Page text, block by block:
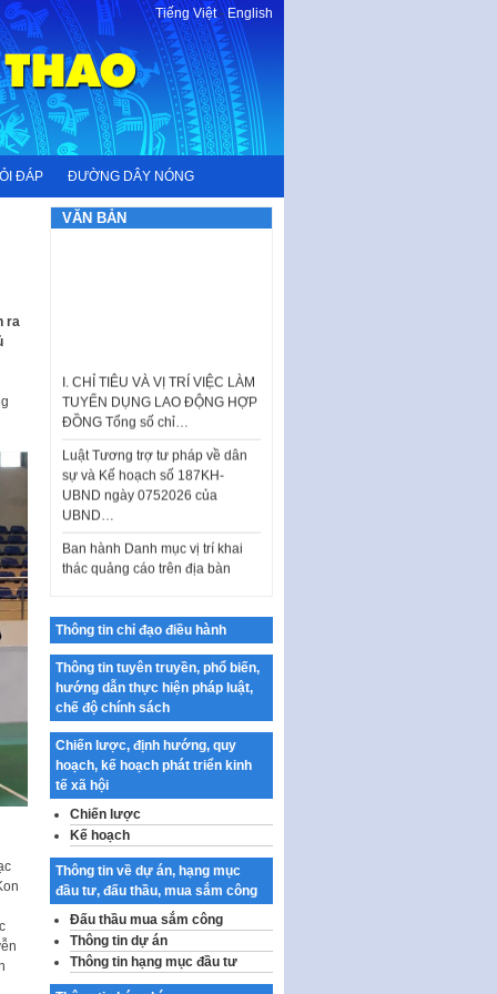
Tiếng Việt-English
ĐÁP ĐƯỜNG DÂY NÓNG
ra
VĂN BẢN
TUYỂN DỤNG LAO ĐỘNG HỢP
ĐỒNG Tổng số chỉ…
Luật Tương trợ tư pháp về dân
sự và Kế hoạch số 187KH-
UBND ngày 0752026 của
UBND…
Ban hành Danh mục vị trí khai
thác quảng cáo trên địa bàn
thành phố Hà Nội
chính luận về bảo vệ nền tảng tư
tưởng của Đảng…
Công bố công khai dự toán kinh
phí xây dựng pháp luật, hoàn
thiện thể chế, chính…
Quy định về nghiên cứu, ứng
dụng khoa học, công nghệ, đổi
mới sáng tạo và chuyển…
Quy định chi tiết và hướng dẫn
thi hành một số điều của Luật Lý
lịch tư…
Sửa đổi, bổ sung một số nội
dung tại Nghị quyết số 30/NQ-
CP ngày 24 tháng 02…
Ban hành Chương trình hành
động của Chính phủ thực hiện
Thông tin chỉ đạo điều hành
Thông tin tuyên truyền, phổ biến,
hướng dẫn thực hiện pháp luật,
chế độ chính sách
Chiến lược, định hướng, quy
hoạch, kế hoạch phát triển kinh
tế xã hội
Chiến lược
Kế hoạch
Thông tin về dự án, hạng mục
đầu tư, đấu thầu, mua sắm công
Đấu thầu mua sắm công
Thông tin dự án
Thông tin hạng mục đầu tư